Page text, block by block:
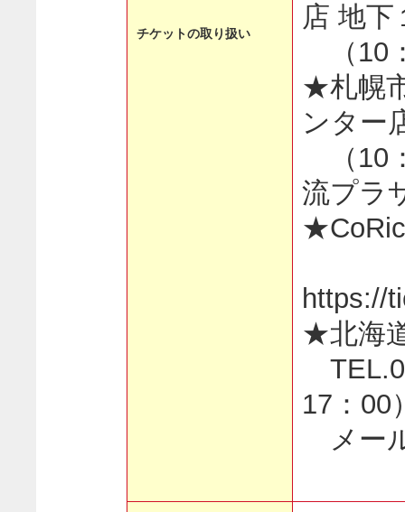
チケットの取り扱い
店 地
（10
★札幌
ンター
（10
流プラ
https://
★北海
17：00
メー